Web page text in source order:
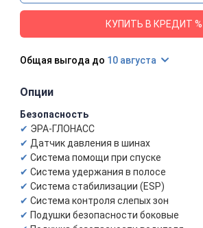
КУПИТЬ В КРЕДИТ %
10 августа
Опции
Безопасность
ЭРА-ГЛОНАСС
Датчик давления в шинах
Система помощи при спуске
Система удержания в полосе
Система стабилизации (ESP)
Система контроля слепых зон
Подушки безопасности боковые